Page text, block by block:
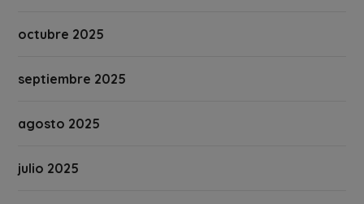
octubre 2025
septiembre 2025
agosto 2025
julio 2025